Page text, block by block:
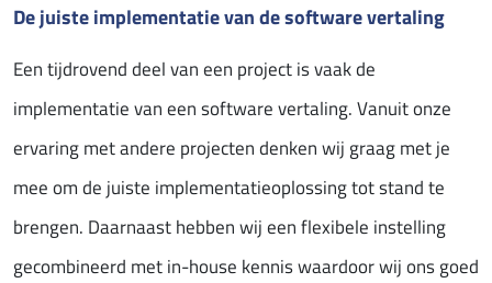
De juiste implementatie van de software vertaling
Een tijdrovend deel van een project is vaak de
implementatie van een software vertaling. Vanuit onze
ervaring met andere projecten denken wij graag met je
mee om de juiste implementatieoplossing tot stand te
brengen. Daarnaast hebben wij een flexibele instelling
gecombineerd met in-house kennis waardoor wij ons goed